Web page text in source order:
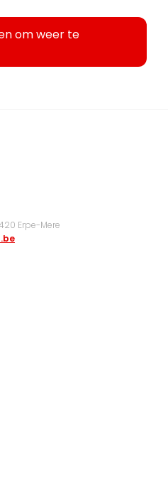
om weer te
Erpe-Mere